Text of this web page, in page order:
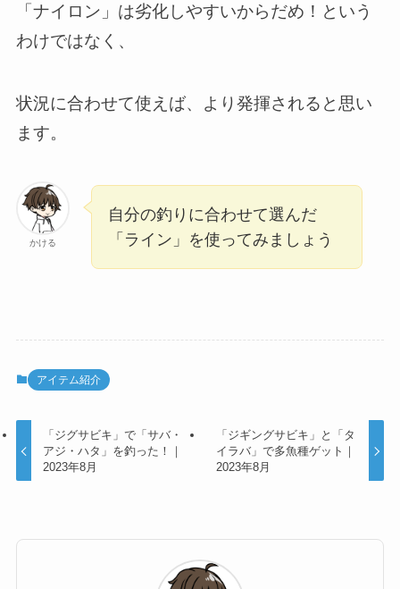
「ナイロン」は劣化しやすいからだめ！という
わけではなく、
状況に合わせて使えば、より発揮されると思い
ます。
かける
自分の釣りに合わせて選んだ
「ライン」を使ってみましょう
アイテム紹介
「ジグサビキ」で「サバ・
アジ・ハタ」を釣った！｜
2023年8月
「ジギングサビキ」と「タ
イラバ」で多魚種ゲット｜
2023年8月